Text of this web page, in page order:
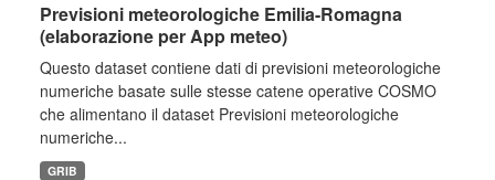
Previsioni meteorologiche Emilia-Romagna
(elaborazione per App meteo)
Questo dataset contiene dati di previsioni meteorologiche
numeriche basate sulle stesse catene operative COSMO
che alimentano il dataset Previsioni meteorologiche
numeriche...
GRIB